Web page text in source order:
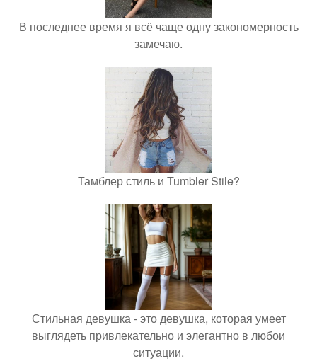
В последнее время я всё чаще одну закономерность
замечаю.
Тамблер стиль и Tumbler Stile?
Стильная девушка - это девушка, которая умеет
выглядеть привлекательно и элегантно в любои
ситуации.